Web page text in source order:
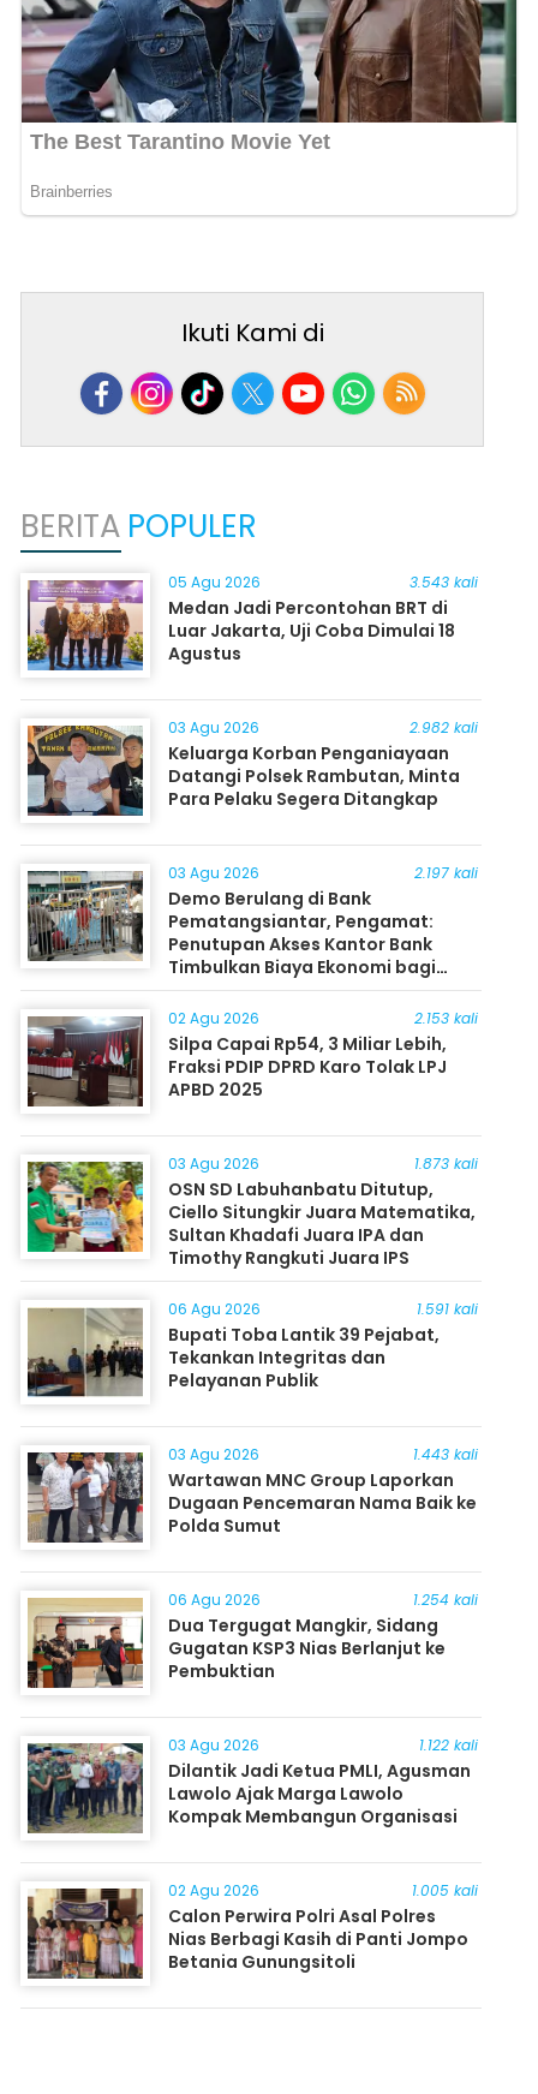
Ikuti Kami di
BERITA POPULER
05 Agu 2026 3.543 kali
Medan Jadi Percontohan BRT di
Luar Jakarta, Uji Coba Dimulai 18
Agustus
03 Agu 2026 2.982 kali
Keluarga Korban Penganiayaan
Datangi Polsek Rambutan, Minta
Para Pelaku Segera Ditangkap
03 Agu 2026 2.197 kali
Demo Berulang di Bank
Pematangsiantar, Pengamat:
Penutupan Akses Kantor Bank
Timbulkan Biaya Ekonomi bagi
Masyarakat
02 Agu 2026 2.153 kali
Silpa Capai Rp54, 3 Miliar Lebih,
Fraksi PDIP DPRD Karo Tolak LPJ
APBD 2025
03 Agu 2026 1.873 kali
OSN SD Labuhanbatu Ditutup,
Ciello Situngkir Juara Matematika,
Sultan Khadafi Juara IPA dan
Timothy Rangkuti Juara IPS
06 Agu 2026 1.591 kali
Bupati Toba Lantik 39 Pejabat,
Tekankan Integritas dan
Pelayanan Publik
03 Agu 2026 1.443 kali
Wartawan MNC Group Laporkan
Dugaan Pencemaran Nama Baik ke
Polda Sumut
06 Agu 2026 1.254 kali
Dua Tergugat Mangkir, Sidang
Gugatan KSP3 Nias Berlanjut ke
Pembuktian
03 Agu 2026 1.122 kali
Dilantik Jadi Ketua PMLI, Agusman
Lawolo Ajak Marga Lawolo
Kompak Membangun Organisasi
02 Agu 2026 1.005 kali
Calon Perwira Polri Asal Polres
Nias Berbagi Kasih di Panti Jompo
Betania Gunungsitoli